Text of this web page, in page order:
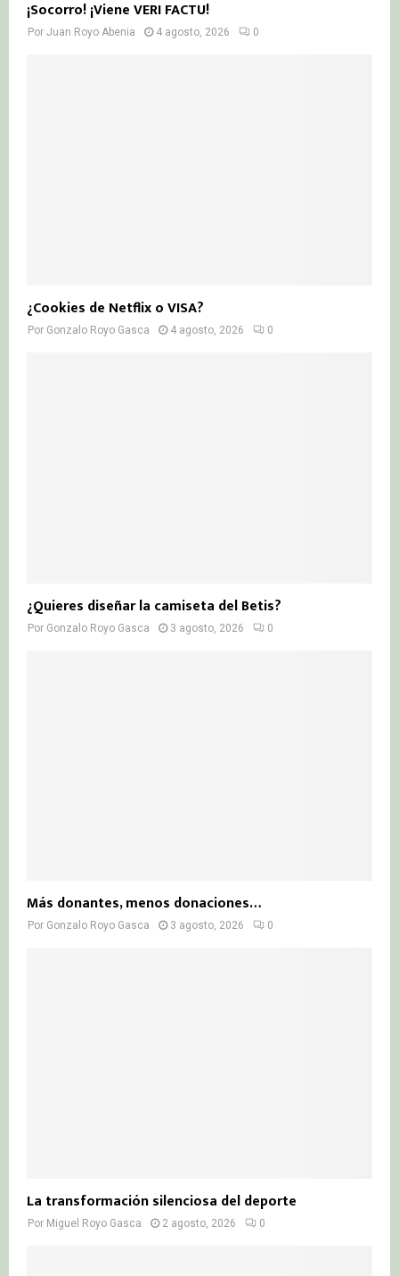
¡Socorro! ¡Viene VERI FACTU!
Por Juan Royo Abenia 4 agosto, 2026 0
¿Cookies de Netflix o VISA?
Por Gonzalo Royo Gasca 4 agosto, 2026 0
¿Quieres diseñar la camiseta del Betis?
Por Gonzalo Royo Gasca 3 agosto, 2026 0
Más donantes, menos donaciones…
Por Gonzalo Royo Gasca 3 agosto, 2026 0
La transformación silenciosa del deporte
Por Miguel Royo Gasca 2 agosto, 2026 0